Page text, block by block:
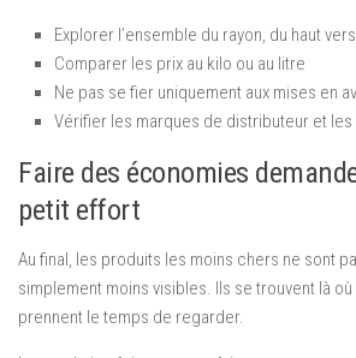
Explorer l’ensemble du rayon, du haut
Comparer les prix au kilo ou au litre
Ne pas se fier uniquement aux mises en
Vérifier les marques de distributeur et
Faire des économies
petit effort
Au final, les produits les moins chers ne sont
simplement moins visibles. Ils se trouvent là
prennent le temps de regarder.